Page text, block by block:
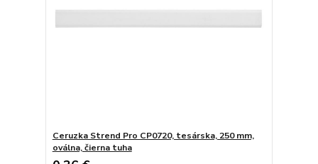
Ceruzka Strend Pro CP0720, tesárska, 250 mm,
oválna, čierna tuha